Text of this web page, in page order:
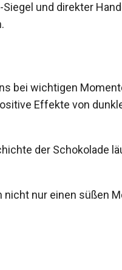
und direkter
bei wichtigen
Effekte von
der Schokolade
nur einen süßen